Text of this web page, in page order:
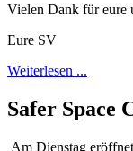
Vielen Dank für eure
Eure SV
Weiterlesen ...
Safer Space
Am Dienstag